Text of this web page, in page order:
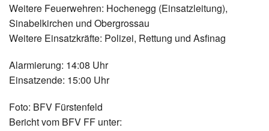
Weitere Feuerwehren: Hochenegg (Einsatzleitung),
Sinabelkirchen und Obergrossau
Weitere Einsatzkräfte: Polizei, Rettung und Asfinag
Alarmierung: 14:08 Uhr
Einsatzende: 15:00 Uhr
Foto: BFV Fürstenfeld
Bericht vom BFV FF unter: